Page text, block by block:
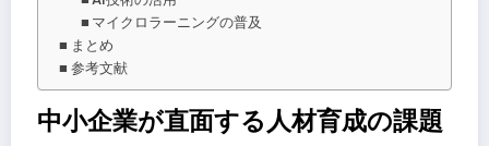
マイクロラーニングの普及
まとめ
参考文献
中小企業が直面する人材育成の課題